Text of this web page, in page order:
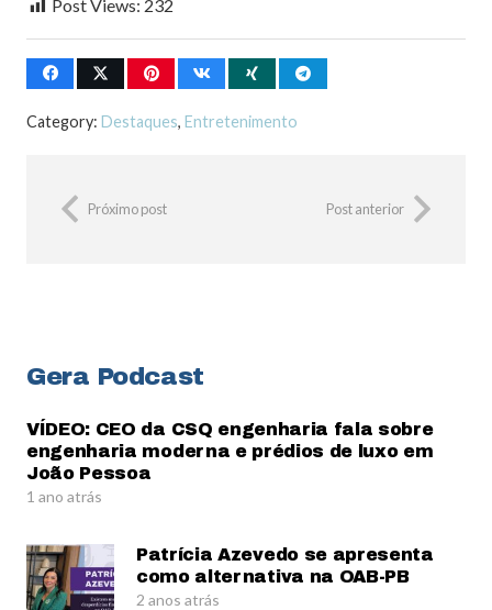
Post Views: 232
Category: Destaques, Entretenimento
Próximo post Post anterior
Gera Podcast
VÍDEO: CEO da CSQ engenharia fala sobre
engenharia moderna e prédios de luxo em
João Pessoa
1 ano atrás
Patrícia Azevedo se apresenta
como alternativa na OAB-PB
2 anos atrás